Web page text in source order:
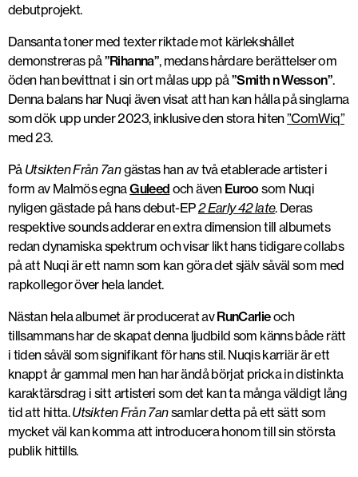
debutprojekt.
Dansanta toner med texter riktade mot kärlekshållet
demonstreras på”Rihanna”, medans hårdare berättelser om
öden han bevittnat i sin ort målas upp på”Smith n Wesson”.
Denna balans har Nuqi även visat att han kan hålla på singlarna
som dök upp under 2023, inklusive den stora hiten”ComWiq”
med 23.
På Utsikten Från 7angästas han av två etablerade artister i
form av Malmös egnaGuleed och även Euroosom Nuqi
nyligen gästade på hans debut-EP2 Early 42 late. Deras
respektive sounds adderar en extra dimension till albumets
redan dynamiska spektrum och visar likt hans tidigare collabs
på att Nuqi är ett namn som kan göra det själv såväl som med
rapkollegor över hela landet.
Nästan hela albumet är producerat avRunCarlieoch
tillsammans har de skapat denna ljudbild som känns både rätt
i tiden såväl som signifikant för hans stil. Nuqis karriär är ett
knappt år gammal men han har ändå börjat pricka in distinkta
karaktärsdrag i sitt artisteri som det kan ta många väldigt lång
tid att hitta.Utsikten Från 7ansamlar detta på ett sätt som
mycket väl kan komma att introducera honom till sin största
publik hittills.